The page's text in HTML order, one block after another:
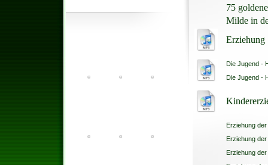
75
Milde in
Erziehung
Die Jugend -
Die Jugend -
Erziehung
Erziehung
Erziehung